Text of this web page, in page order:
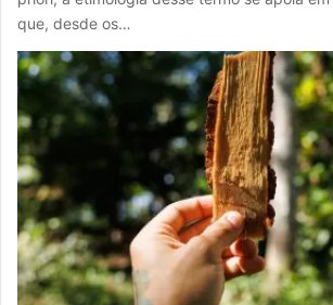
que, desde os…